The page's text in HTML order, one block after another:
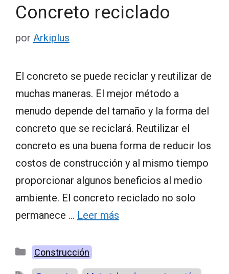
Concreto reciclado
por Arkiplus
El concreto se puede reciclar y reutilizar de
muchas maneras. El mejor método a
menudo depende del tamaño y la forma del
concreto que se reciclará. Reutilizar el
concreto es una buena forma de reducir los
costos de construcción y al mismo tiempo
proporcionar algunos beneficios al medio
ambiente. El concreto reciclado no solo
permanece … Leer más
Categorías
Construcción